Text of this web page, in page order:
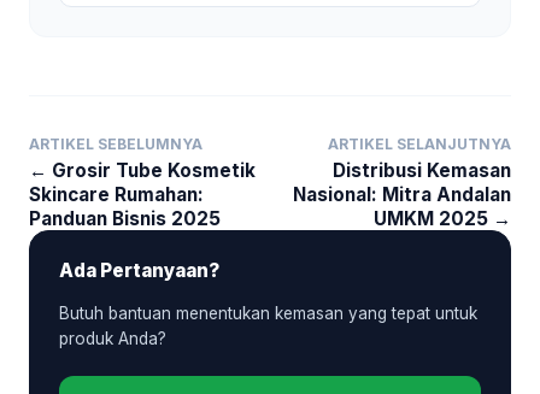
ARTIKEL SEBELUMNYA
← Grosir Tube Kosmetik
Skincare Rumahan:
Panduan Bisnis 2025
ARTIKEL SELANJUTNYA
Distribusi Kemasan
Nasional: Mitra Andalan
UMKM 2025 →
Ada Pertanyaan?
Butuh bantuan menentukan kemasan yang tepat untuk
produk Anda?